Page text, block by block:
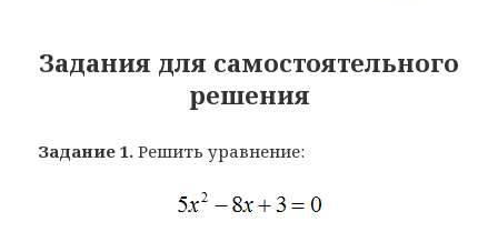
Задания для самостоятельного
решения
Задание 1. Решить уравнение: